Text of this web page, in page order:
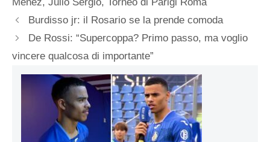
Menez, Julio Sergio, Torneo di Parigi Roma
Burdisso jr: il Rosario se la prende comoda
De Rossi: “Supercoppa? Primo passo, ma voglio
vincere qualcosa di importante”